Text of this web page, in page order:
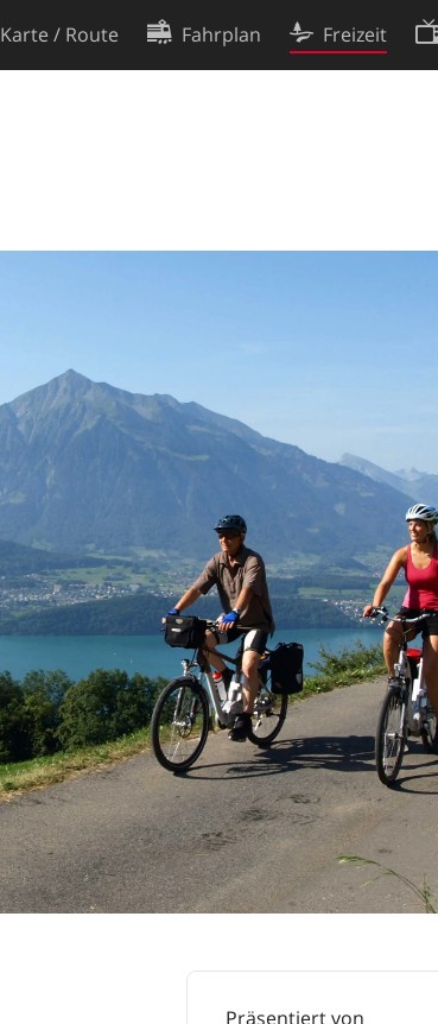
Karte / Route Fahrplan Freizeit
Präsentiert von